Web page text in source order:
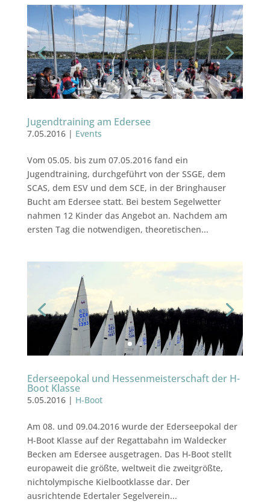
Jugendtraining am Edersee
7.05.2016| Events
Vom 05.05. bis zum 07.05.2016 fand ein
Jugendtraining, durchgeführt von der SSGE, dem
SCAS, dem ESV und dem SCE, in der Bringhauser
Bucht am Edersee statt. Bei bestem Segelwetter
nahmen 12 Kinder das Angebot an. Nachdem am
ersten Tag die notwendigen, theoretischen...
Ederseepokal und Hessenmeisterschaft der H-
Boot Klasse
5.05.2016| H-Boot
Am 08. und 09.04.2016 wurde der Ederseepokal der
H-Boot Klasse auf der Regattabahn im Waldecker
Becken am Edersee ausgetragen. Das H-Boot stellt
europaweit die größte, weltweit die zweitgrößte,
nichtolympische Kielbootklasse dar. Der
ausrichtende Edertaler Segelverein...